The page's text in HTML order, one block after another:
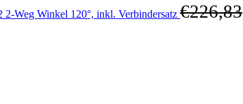
Weg Winkel 120°, inkl. Verbindersatz €226,83